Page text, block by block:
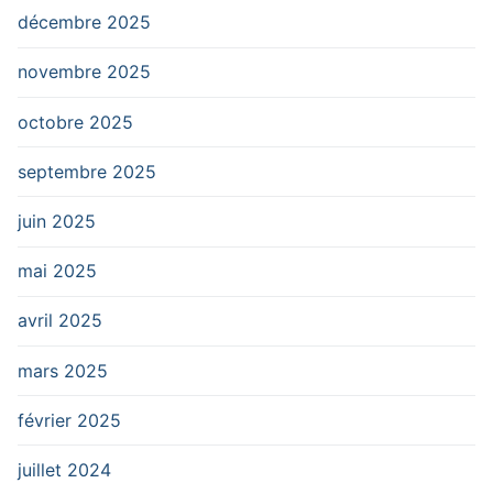
décembre 2025
novembre 2025
octobre 2025
septembre 2025
juin 2025
mai 2025
avril 2025
mars 2025
février 2025
juillet 2024